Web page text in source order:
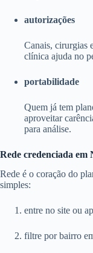
autorizações
Canais, cirurgias
clínica ajuda no
portabilidade
Quem já tem
aproveitar
para análise.
Rede credenciada em
Rede é o coração do
simples:
entre no site ou
filtre por bairro